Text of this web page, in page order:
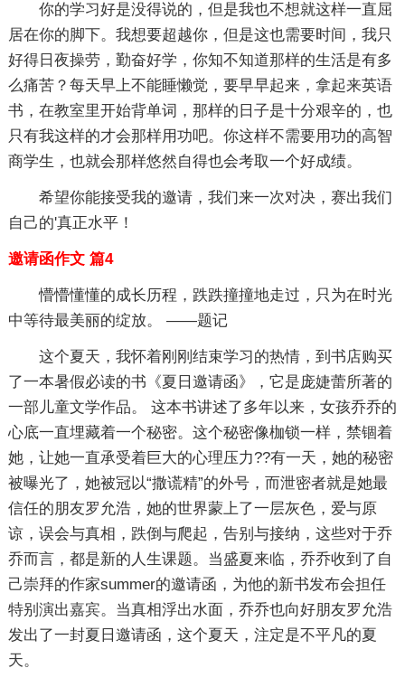
你的学习好是没得说的，但是我也不想就这样一直屈
居在你的脚下。我想要超越你，但是这也需要时间，我只
好得日夜操劳，勤奋好学，你知不知道那样的生活是有多
么痛苦？每天早上不能睡懒觉，要早早起来，拿起来英语
书，在教室里开始背单词，那样的日子是十分艰辛的，也
只有我这样的才会那样用功吧。你这样不需要用功的高智
商学生，也就会那样悠然自得也会考取一个好成绩。
希望你能接受我的邀请，我们来一次对决，赛出我们
自己的'真正水平！
邀请函作文 篇4
懵懵懂懂的成长历程，跌跌撞撞地走过，只为在时光
中等待最美丽的绽放。 ——题记
这个夏天，我怀着刚刚结束学习的热情，到书店购买
了一本暑假必读的书《夏日邀请函》，它是庞婕蕾所著的
一部儿童文学作品。 这本书讲述了多年以来，女孩乔乔的
心底一直埋藏着一个秘密。这个秘密像枷锁一样，禁锢着
她，让她一直承受着巨大的心理压力??有一天，她的秘密
被曝光了，她被冠以“撒谎精”的外号，而泄密者就是她最
信任的朋友罗允浩，她的世界蒙上了一层灰色，爱与原
谅，误会与真相，跌倒与爬起，告别与接纳，这些对于乔
乔而言，都是新的人生课题。当盛夏来临，乔乔收到了自
己崇拜的作家summer的邀请函，为他的新书发布会担任
特别演出嘉宾。当真相浮出水面，乔乔也向好朋友罗允浩
发出了一封夏日邀请函，这个夏天，注定是不平凡的夏
天。